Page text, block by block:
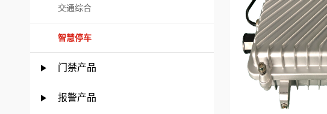
交通综合
智慧停车
门禁产品
报警产品